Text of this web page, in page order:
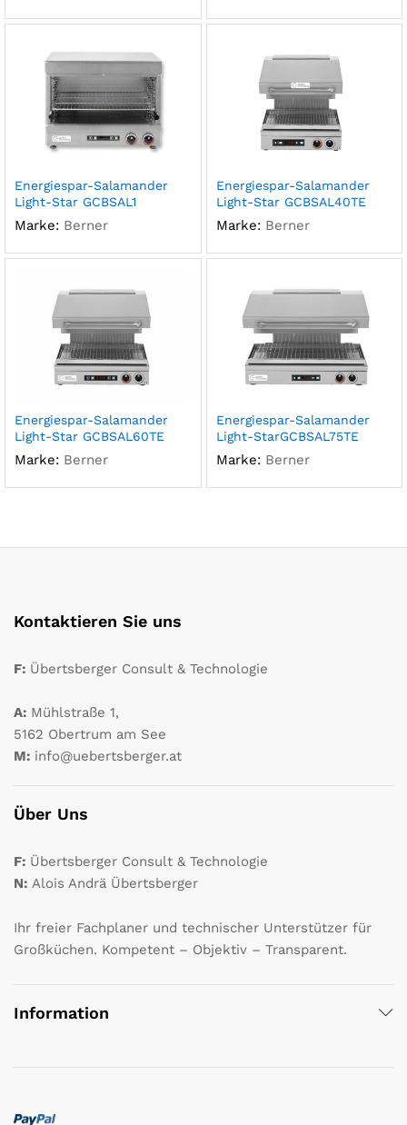
Energiespar-Salamander
Light-Star GCBSAL1
Marke: Berner
Energiespar-Salamander
Light-Star GCBSAL40TE
Marke: Berner
Energiespar-Salamander
Light-Star GCBSAL60TE
Marke: Berner
Energiespar-Salamander
Light-StarGCBSAL75TE
Marke: Berner
Kontaktieren Sie uns
F: Übertsberger Consult & Technologie
A: Mühlstraße 1,
5162 Obertrum am See
M: info@uebertsberger.at
Über Uns
F: Übertsberger Consult & Technologie
N: Alois Andrä Übertsberger
Ihr freier Fachplaner und technischer Unterstützer für
Großküchen. Kompetent – Objektiv – Transparent.
Information